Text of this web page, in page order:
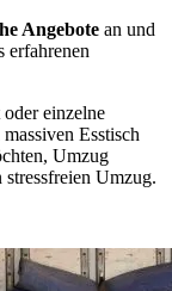
Angebote an und
erfahrenen
einzelne
Esstisch
Umzug
stressfreien Umzug.